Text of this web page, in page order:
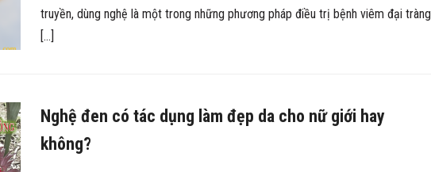
truyền, dùng nghệ là một trong những phương pháp điều trị bệnh viêm đại tràng
[…]
Nghệ đen có tác dụng làm đẹp da cho nữ giới hay
không?